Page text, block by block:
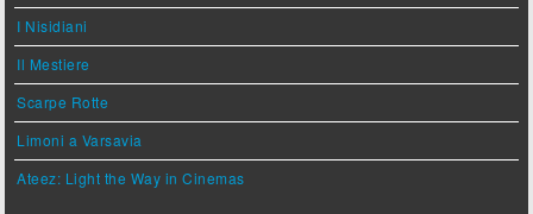
I Nisidiani
Il Mestiere
Scarpe Rotte
Limoni a Varsavia
Ateez: Light the Way in Cinemas